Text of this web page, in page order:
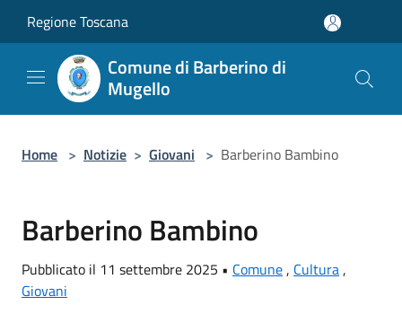
Regione Toscana
Comune di Barberino di
Mugello
Home > Notizie > Giovani > Barberino Bambino
Barberino Bambino
Pubblicato il 11 settembre 2025 • Comune , Cultura ,
Giovani